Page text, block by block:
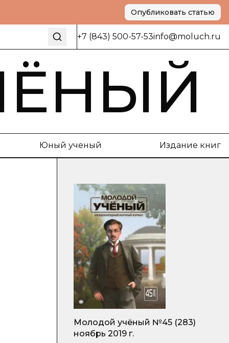
Опубликовать статью
+7 (843) 500-57-53info@moluch.ru
Юный ученый Издание книг
Молодой учёный №45 (283)
ноябрь 2019 г.